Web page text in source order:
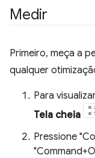
Medir
Primeiro, meça a
qualquer
Para
Tela cheia
Pressione